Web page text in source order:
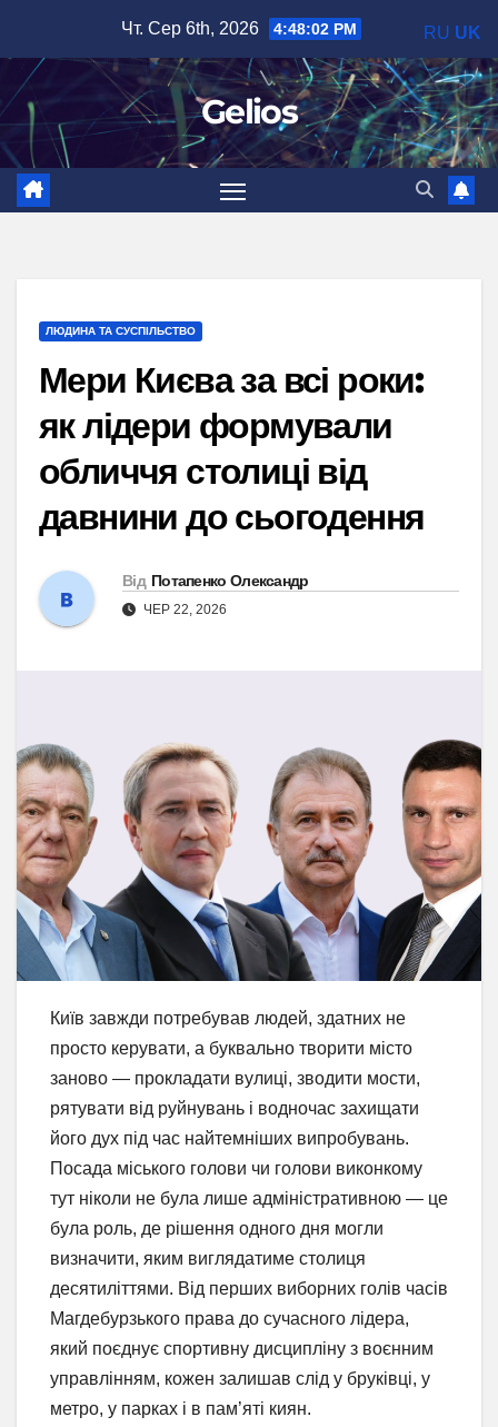
вмісту
Чт. Сер 6th, 2026 4:48:03 PM
Gelios
ЛЮДИНА ТА СУСПІЛЬСТВО
Мери Києва за всі роки:
як лідери формували
обличчя столиці від
давнини до сьогодення
Від Потапенко Олександр
ЧЕР 22, 2026
Київ завжди потребував людей, здатних не
просто керувати, а буквально творити місто
заново — прокладати вулиці, зводити мости,
рятувати від руйнувань і водночас захищати
його дух під час найтемніших випробувань.
Посада міського голови чи голови виконкому
тут ніколи не була лише адміністративною — це
була роль, де рішення одного дня могли
визначити, яким виглядатиме столиця
десятиліттями. Від перших виборних голів часів
Магдебурзького права до сучасного лідера,
який поєднує спортивну дисципліну з воєнним
управлінням, кожен залишав слід у бруківці, у
метро, у парках і в пам’яті киян.
RU UK